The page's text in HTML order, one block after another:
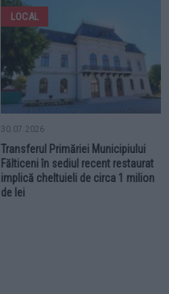
LOCAL
30.07.2026
Transferul Primăriei Municipiului
Fălticeni în sediul recent restaurat
implică cheltuieli de circa 1 milion
de lei